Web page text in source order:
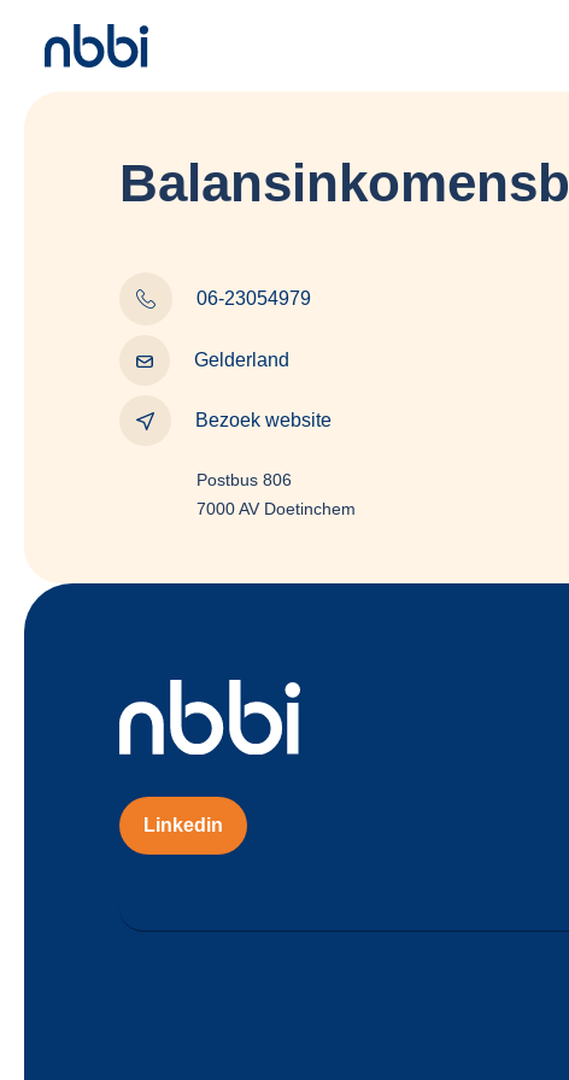
06-23054979
Gelderland
Bezoek website
Postbus 806
7000 AV Doetinchem
Linkedin